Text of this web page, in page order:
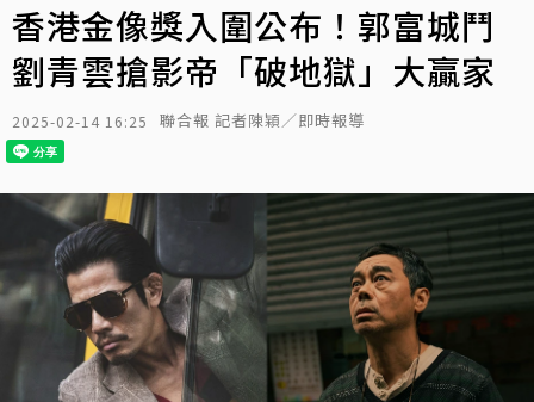
香港金像獎入圍公布！郭富城鬥
劉青雲搶影帝「破地獄」大贏家
2025-02-14 16:25 聯合報 記者陳穎／即時報導